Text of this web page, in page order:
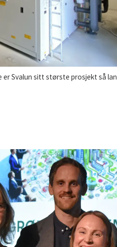
er Svalun sitt største prosjekt så